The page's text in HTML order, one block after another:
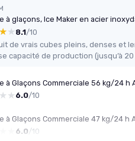
8.1/10
6.0/10
6.0 /10